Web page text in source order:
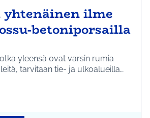
ilme
betoniporsailla
yleensä ovat varsin rumia
tarvitaan tie- ja ulkoalueilla…
mukaan: Koko Tuusula